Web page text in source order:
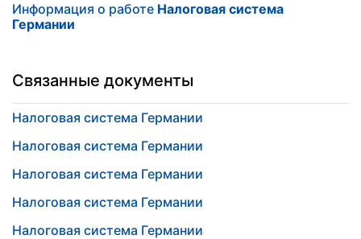
Информация о работе Налоговая система
Германии
Связанные документы
Налоговая система Германии
Налоговая система Германии
Налоговая система Германии
Налоговая система Германии
Налоговая система Германии